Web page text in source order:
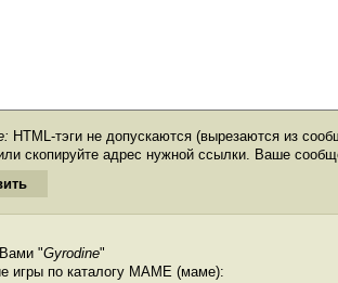
HTML-тэги не допускаются (вырезаются из
скопируйте адрес нужной ссылки. Ваше
"Gyrodine"
игры по каталогу MAME (маме):